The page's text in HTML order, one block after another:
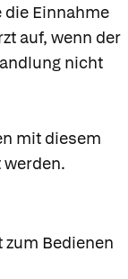
die Einnahme
auf, wenn der
nicht
mit diesem
Bedienen